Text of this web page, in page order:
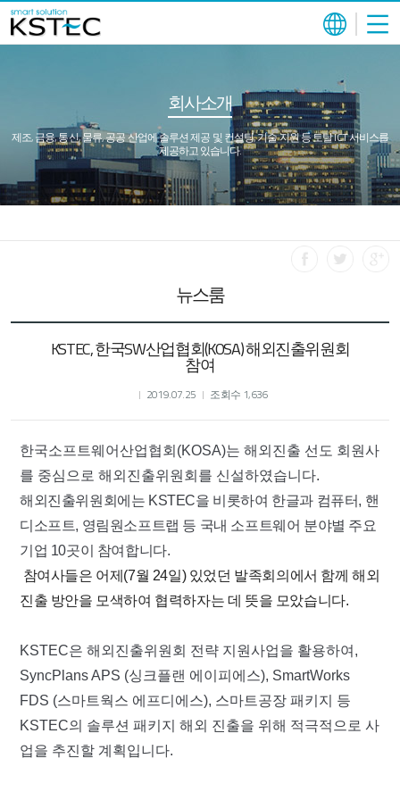
회사소개
제조, 금융, 통신, 물류, 공공 산업에 솔루션 제공 및 컨설팅, 기술 지원 등 토탈 ICT 서비스를
제공하고 있습니다.
뉴스룸
KSTEC, 한국SW산업협회(KOSA) 해외진출위원회
참여
2019.07.25 조회수 1,636
한국소프트웨어산업협회(KOSA)는 해외진출 선도 회원사
를 중심으로 해외진출위원회 를 신설하였습니다.
해외진출위원회에는 KSTEC을 비롯하여 한글과 컴퓨터, 핸
디소프트, 영림원소프트랩 등 국내 소프트웨어 분야별 주요
기업 10곳이 참여합니다.
참여사들은 어제(7월 24일) 있었던 발족회의에서 함께 해외
진출 방안을 모색하여 협력하자는 데 뜻을 모았습니다.
KSTEC은 해외진출위원회 전략 지원사업을 활용하여,
SyncPlans APS (싱크플랜 에이피에스), SmartWorks
FDS (스마트웍스 에프디에스), 스마트공장 패키지 등
KSTEC의 솔루션 패키지 해외 진출을 위해 적극적으로 사
업을 추진할 계획입니다.